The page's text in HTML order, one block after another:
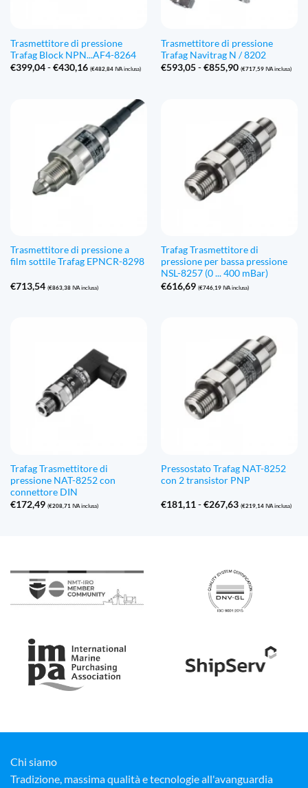
Trasmettitore di pressione
Trafag Block NPN...AF4-8264
€399,04 - €430,16Fascia
€430,16
(€482,84IVA inclusa)
Trasmettitore di pressione
Trafag Navitrag N / 8202
€593,05 - €855,90Fascia
€855,90
(€717,59IVA inclusa)
Trasmettitore di pressione a
film sottile Trafag EPNCR-8298
€713,54 (€863,38IVA inclusa)
Trafag Trasmettitore di
pressione per bassa pressione
NSL-8257 (0 ... 400 mBar)
€616,69 (€746,19IVA inclusa)
Trafag Trasmettitore di
pressione NAT-8252 con
connettore DIN
€172,49 (€208,71IVA inclusa)
Pressostato Trafag NAT-8252
con 2 transistor PNP
€181,11 - €267,63Fascia
(€219,14IVA inclusa)
Chi siamo
Tradizione, massima qualità e tecnologie all'avanguardia